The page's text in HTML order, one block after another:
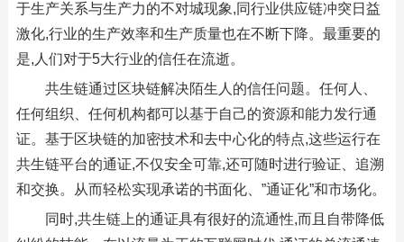
于生产关系与生产力的不对城现象,同行业供应链冲突日益
激化,行业的生产效率和生产质量也在不断下降。最重要的
是,人们对于5大行业的信任在流逝。
共生链通过区块链解决陌生人的信任问题。任何人、
任何组织、任何机构都可以基于自己的资源和能力发行通
证。基于区块链的加密技术和去中心化的特点,这些运行在
共生链平台的通证,不仅安全可靠,还可随时进行验证、追溯
和交换。从而轻松实现承诺的书面化、”通证化”和市场化。
同时,共生链上的通证具有很好的流通性,而且自带降低